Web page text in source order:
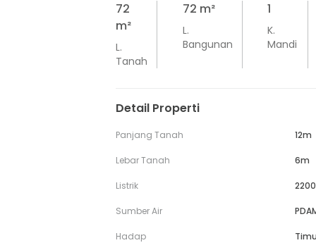
72
m²
L.
Tanah
72 m²
L.
Bangunan
1
K.
Mandi
Detail Properti
Panjang Tanah 12m
Lebar Tanah 6m
Listrik
Sumber Air
Hadap